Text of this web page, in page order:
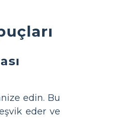
edin. Bu
eder ve